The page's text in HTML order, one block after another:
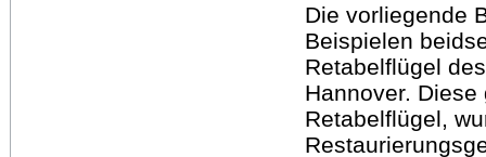
Die vorliegende
Beispielen
Retabelflügel
Hannover.
Retabelflügel,